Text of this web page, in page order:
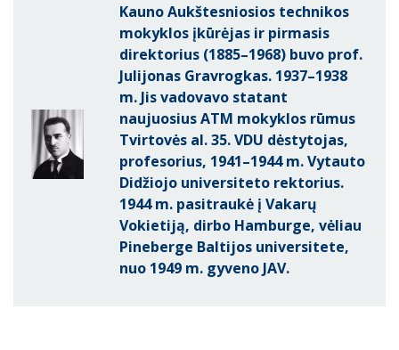
Kauno Aukštesniosios technikos
mokyklos įkūrėjas ir pirmasis
direktorius (1885–1968) buvo prof.
Julijonas Gravrogkas. 1937–1938
m. Jis vadovavo statant
naujuosius ATM mokyklos rūmus
Tvirtovės al. 35. VDU dėstytojas,
profesorius, 1941–1944 m. Vytauto
Didžiojo universiteto rektorius.
1944 m. pasitraukė į Vakarų
Vokietiją, dirbo Hamburge, vėliau
Pineberge Baltijos universitete,
nuo 1949 m. gyveno JAV.